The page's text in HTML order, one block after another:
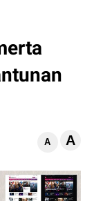
A A